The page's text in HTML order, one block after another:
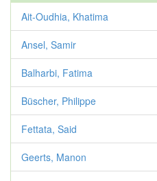
Ait-Oudhia, Khatima
Ansel, Samir
Balharbi, Fatima
Büscher, Philippe
Fettata, Said
Geerts, Manon